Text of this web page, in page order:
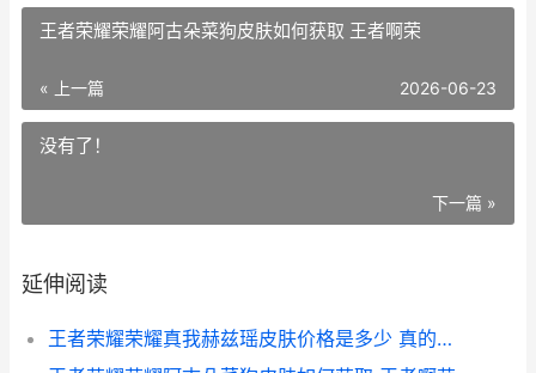
王者荣耀荣耀阿古朵菜狗皮肤如何获取 王者啊荣
« 上一篇 2026-06-23
没有了！
下一篇 »
延伸阅读
王者荣耀荣耀真我赫兹瑶皮肤价格是多少 真的王者荣耀